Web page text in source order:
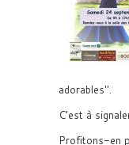
adorables .
C’est à
Profitons-en